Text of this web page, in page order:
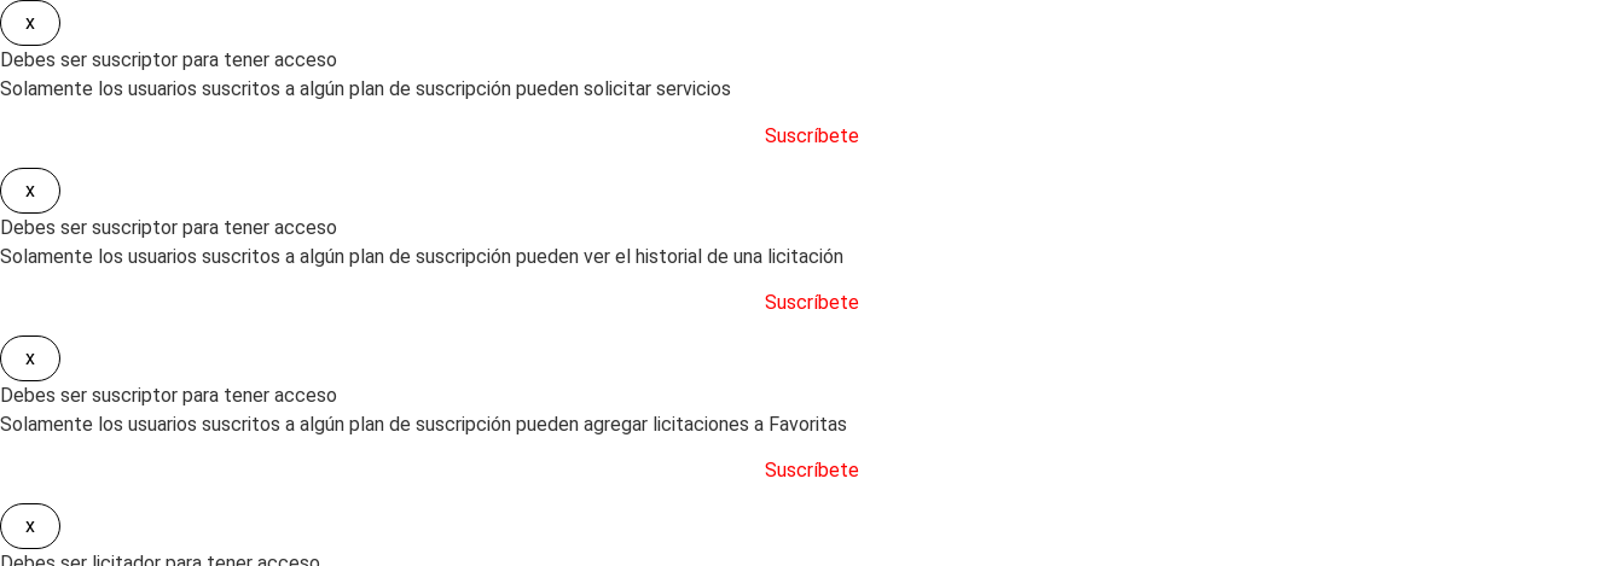
x
Debes ser suscriptor para tener acceso
Solamente los usuarios suscritos a algún plan de suscripción pueden solicitar servicios
Suscríbete
x
Debes ser suscriptor para tener acceso
Solamente los usuarios suscritos a algún plan de suscripción pueden ver el historial de una licitación
Suscríbete
x
Debes ser suscriptor para tener acceso
Solamente los usuarios suscritos a algún plan de suscripción pueden agregar licitaciones a Favoritas
Suscríbete
x